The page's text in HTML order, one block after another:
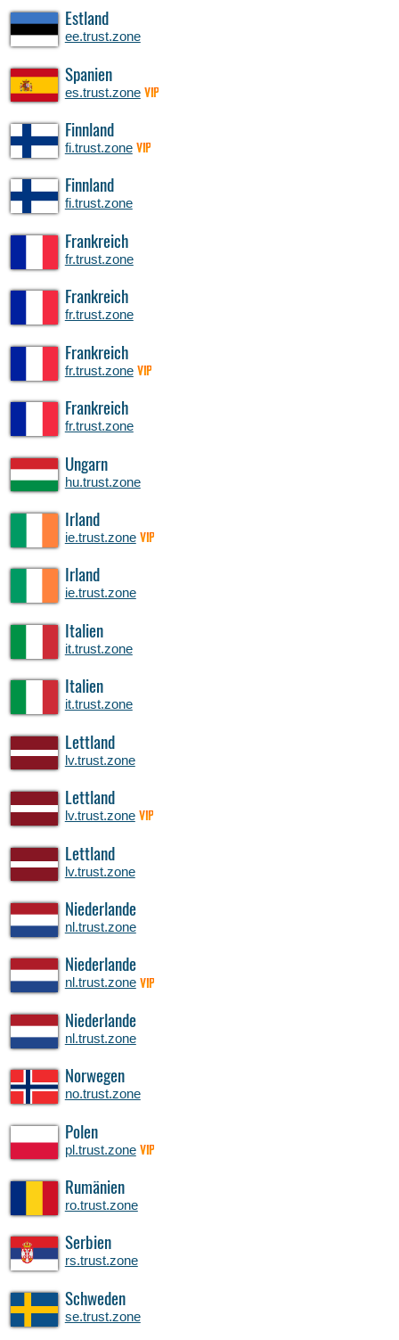
Estland
ee.trust.zone
Spanien
es.trust.zone VIP
Finnland
fi.trust.zone VIP
Finnland
fi.trust.zone
Frankreich
fr.trust.zone
Frankreich
fr.trust.zone
Frankreich
fr.trust.zone VIP
Frankreich
fr.trust.zone
Ungarn
hu.trust.zone
Irland
ie.trust.zone VIP
Irland
ie.trust.zone
Italien
it.trust.zone
Italien
it.trust.zone
Lettland
lv.trust.zone
Lettland
lv.trust.zone VIP
Lettland
lv.trust.zone
Niederlande
nl.trust.zone
Niederlande
nl.trust.zone VIP
Niederlande
nl.trust.zone
Norwegen
no.trust.zone
Polen
pl.trust.zone VIP
Rumänien
ro.trust.zone
Serbien
rs.trust.zone
Schweden
se.trust.zone